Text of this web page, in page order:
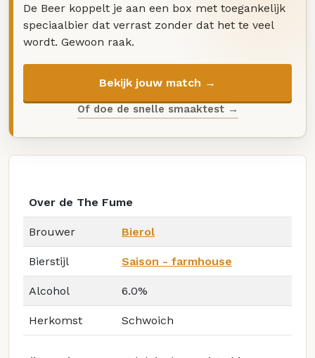
De Beer koppelt je aan een box met toegankelijk
speciaalbier dat verrast zonder dat het te veel
wordt. Gewoon raak.
Bekijk jouw match →
Of doe de snelle smaaktest →
Over de The Fume
Brouwer Bierol
Bierstijl Saison - farmhouse
Alcohol 6.0%
Herkomst Schwoich